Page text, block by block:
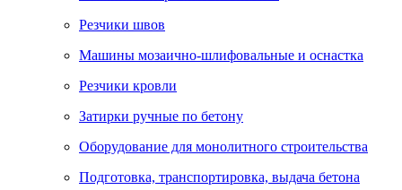
Резчики швов
Машины мозаично-шлифовальные и оснастка
Резчики кровли
Затирки ручные по бетону
Оборудование для монолитного строительства
Подготовка, транспортировка, выдача бетона